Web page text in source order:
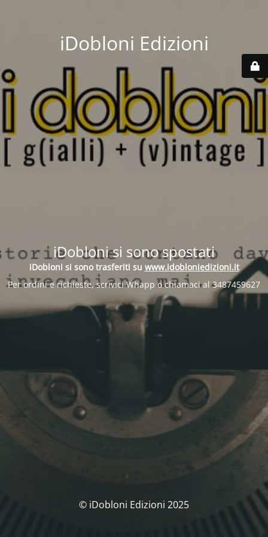
iDobloni Edizioni
iDobloni si sono spostati
iDobloni si sono trasferiti su www.idobloniedizioni.it
Per ordini e richieste, scrivici Whapp o chiamaci al 3487459627
© iDobloni Edizioni 2025